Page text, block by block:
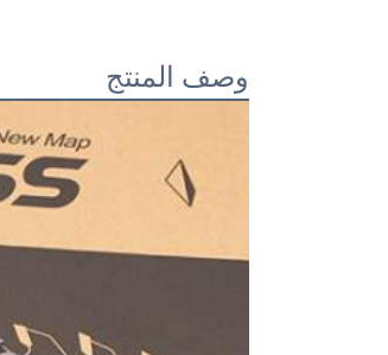
وصف المنتج